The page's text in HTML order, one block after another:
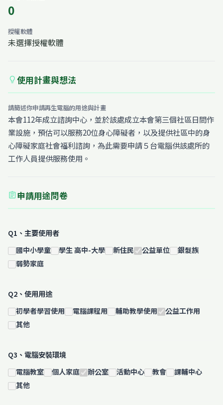
0
授權軟體
未選擇授權軟體
lightbulb 使用計畫與想法
請簡述你申請再生電腦的用途與計畫
本會112年成立諮詢中心，並於該處成立本會第三個社區日間作
業設施，預估可以服務20位身心障礙者，以及提供社區中的身
心障礙家庭社會福利諮詢，為此需要申請５台電腦供該處所的
工作人員提供服務使用。
assignment申請用途問卷
Q1、主要使用者
國中小學童 學生 高中-大學 新住民 公益單位
銀髮族
弱勢家庭
Q2、使用用途
初學者學習使用 電腦課程用 輔助教學使用
公益工作用
其他
Q3、電腦安裝環境
電腦教室 個人家庭 辦公室 活動中心 教會
課輔中心
其他